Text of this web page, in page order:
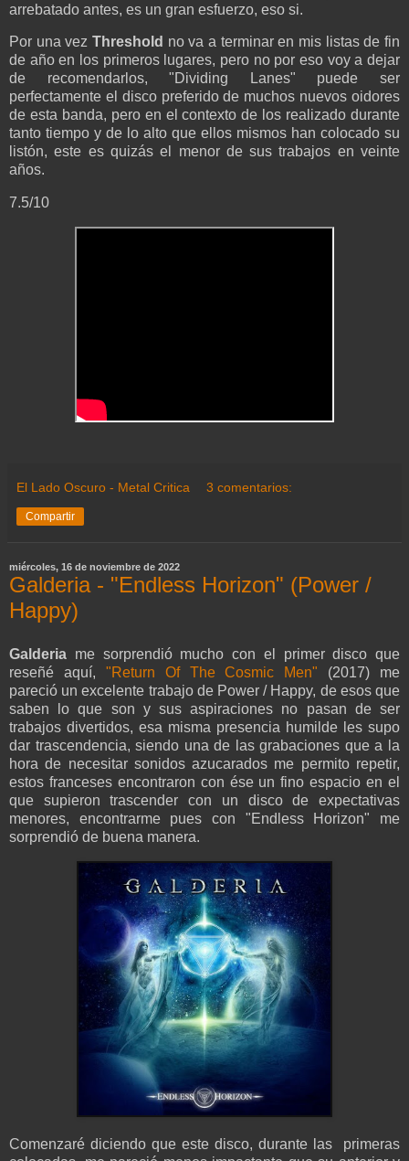
arrebatado antes, es un gran esfuerzo, eso si.
Por una vez Threshold no va a terminar en mis listas de fin
de año en los primeros lugares, pero no por eso voy a dejar
de recomendarlos, "Dividing Lanes" puede ser
perfectamente el disco preferido de muchos nuevos oidores
de esta banda, pero en el contexto de los realizado durante
tanto tiempo y de lo alto que ellos mismos han colocado su
listón, este es quizás el menor de sus trabajos en veinte
años.
7.5/10
El Lado Oscuro - Metal Critica 3 comentarios:
Compartir
miércoles, 16 de noviembre de 2022
Galderia - "Endless Horizon" (Power /
Happy)
Galderia me sorprendió mucho con el primer disco que
reseñé aquí, "Return Of The Cosmic Men" (2017) me
pareció un excelente trabajo de Power / Happy, de esos que
saben lo que son y sus aspiraciones no pasan de ser
trabajos divertidos, esa misma presencia humilde les supo
dar trascendencia, siendo una de las grabaciones que a la
hora de necesitar sonidos azucarados me permito repetir,
estos franceses encontraron con ése un fino espacio en el
que supieron trascender con un disco de expectativas
menores, encontrarme pues con "Endless Horizon" me
sorprendió de buena manera.
Comenzaré diciendo que este disco, durante las primeras